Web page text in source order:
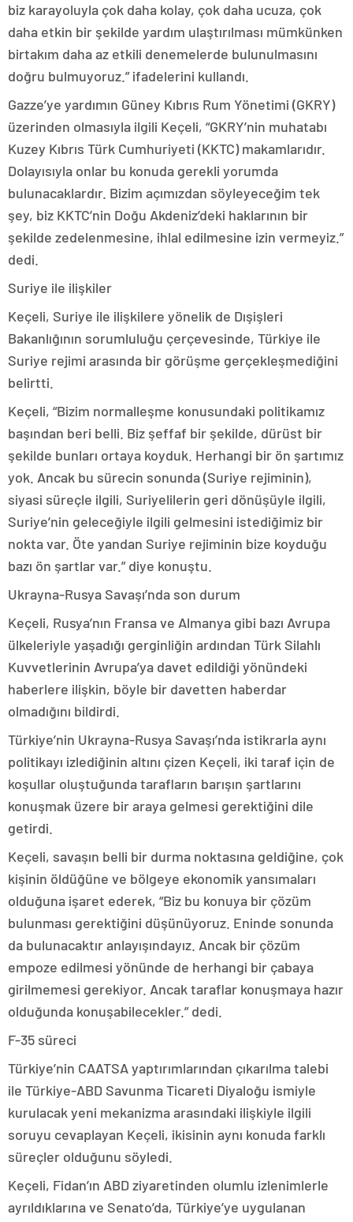
biz karayoluyla çok daha kolay, çok daha ucuza, çok
daha etkin bir şekilde yardım ulaştırılması mümkünken
birtakım daha az etkili denemelerde bulunulmasını
doğru bulmuyoruz.” ifadelerini kullandı.
Gazze’ye yardımın Güney Kıbrıs Rum Yönetimi (GKRY)
üzerinden olmasıyla ilgili Keçeli, “GKRY’nin muhatabı
Kuzey Kıbrıs Türk Cumhuriyeti (KKTC) makamlarıdır.
Dolayısıyla onlar bu konuda gerekli yorumda
bulunacaklardır. Bizim açımızdan söyleyeceğim tek
şey, biz KKTC’nin Doğu Akdeniz’deki haklarının bir
şekilde zedelenmesine, ihlal edilmesine izin vermeyiz.”
dedi.
Suriye ile ilişkiler
Keçeli, Suriye ile ilişkilere yönelik de Dışişleri
Bakanlığının sorumluluğu çerçevesinde, Türkiye ile
Suriye rejimi arasında bir görüşme gerçekleşmediğini
belirtti.
Keçeli, “Bizim normalleşme konusundaki politikamız
başından beri belli. Biz şeffaf bir şekilde, dürüst bir
şekilde bunları ortaya koyduk. Herhangi bir ön şartımız
yok. Ancak bu sürecin sonunda (Suriye rejiminin),
siyasi süreçle ilgili, Suriyelilerin geri dönüşüyle ilgili,
Suriye’nin geleceğiyle ilgili gelmesini istediğimiz bir
nokta var. Öte yandan Suriye rejiminin bize koyduğu
bazı ön şartlar var.” diye konuştu.
Ukrayna-Rusya Savaşı’nda son durum
Keçeli, Rusya’nın Fransa ve Almanya gibi bazı Avrupa
ülkeleriyle yaşadığı gerginliğin ardından Türk Silahlı
Kuvvetlerinin Avrupa’ya davet edildiği yönündeki
haberlere ilişkin, böyle bir davetten haberdar
olmadığını bildirdi.
Türkiye’nin Ukrayna-Rusya Savaşı’nda istikrarla aynı
politikayı izlediğinin altını çizen Keçeli, iki taraf için de
koşullar oluştuğunda tarafların barışın şartlarını
konuşmak üzere bir araya gelmesi gerektiğini dile
getirdi.
Keçeli, savaşın belli bir durma noktasına geldiğine, çok
kişinin öldüğüne ve bölgeye ekonomik yansımaları
olduğuna işaret ederek, “Biz bu konuya bir çözüm
bulunması gerektiğini düşünüyoruz. Eninde sonunda
da bulunacaktır anlayışındayız. Ancak bir çözüm
empoze edilmesi yönünde de herhangi bir çabaya
girilmemesi gerekiyor. Ancak taraflar konuşmaya hazır
olduğunda konuşabilecekler.” dedi.
F-35 süreci
Türkiye’nin CAATSA yaptırımlarından çıkarılma talebi
ile Türkiye-ABD Savunma Ticareti Diyaloğu ismiyle
kurulacak yeni mekanizma arasındaki ilişkiyle ilgili
soruyu cevaplayan Keçeli, ikisinin aynı konuda farklı
süreçler olduğunu söyledi.
Keçeli, Fidan’ın ABD ziyaretinden olumlu izlenimlerle
ayrıldıklarına ve Senato’da, Türkiye’ye uygulanan